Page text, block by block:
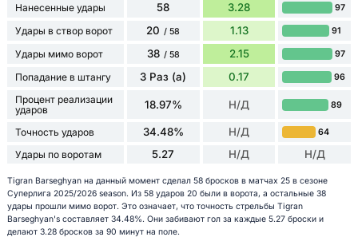
Нанесенные удары 58 3.28 97
Удары в створ ворот 20 / 58 1.13 91
Удары мимо ворот 38 / 58 2.15 97
Попадание в штангу 3 Раз (а) 0.17 96
Процент реализации
ударов
18.97% Н/Д 89
Точность ударов 34.48% Н/Д 64
Удары по воротам 5.27 Н/Д Н/Д
Tigran Barseghyan на данный момент сделал 58 бросков в матчах 25 в сезоне
Суперлига 2025/2026 season. Из 58 ударов 20 были в ворота, а остальные 38
удары прошли мимо ворот. Это означает, что точность стрельбы Tigran
Barseghyan's составляет 34.48%. Они забивают гол за каждые 5.27 броски и
делают 3.28 бросков за 90 минут на поле.